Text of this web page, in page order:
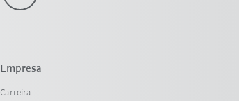
Empresa
Carreira